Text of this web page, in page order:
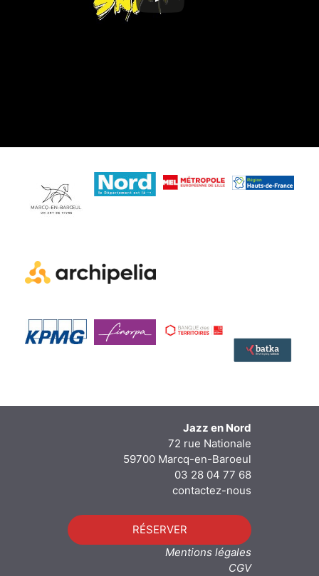
Jazz en Nord
72 rue Nationale
59700 Marcq-en-Baroeul
03 28 04 77 68
contactez-nous
RÉSERVER
Mentions légales
CGV